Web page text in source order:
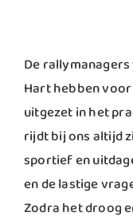
De
Hart hebben
uitgezet in het
rijdt bij ons altijd
sportief en
en de lastige
Zodra het droog